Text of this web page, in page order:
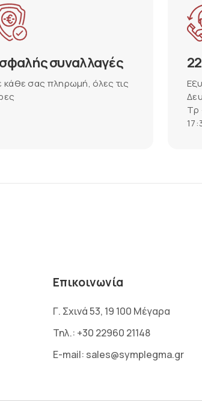
συναλλαγές
κάθε σας πληρωμή, όλες τις
Τρ
Επικοινωνία
Γ. Σχινά 53, 19 100 Μέγαρα
Τηλ.: +30 22960 21148
E-mail: sales@symplegma.gr